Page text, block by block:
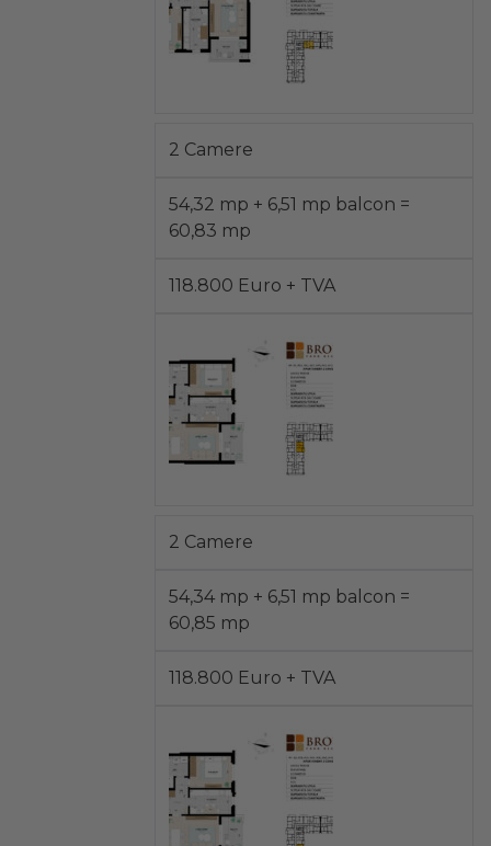
2 Camere
54,32 mp + 6,51 mp balcon =
60,83 mp
118.800 Euro + TVA
2 Camere
54,34 mp + 6,51 mp balcon =
60,85 mp
118.800 Euro + TVA